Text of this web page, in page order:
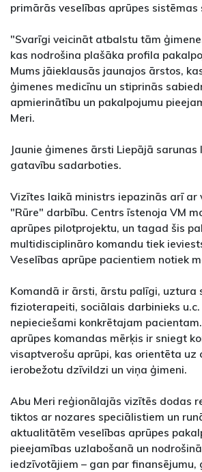
primārās veselības aprūpes
"Svarīgi veicināt atbalstu tām
kas nodrošina plašāka profila
Mums jāieklausās jaunajos ārstos,
ģimenes medicīnu un stiprinās
apmierinātību un pakalpojumu
Meri.
Jaunie ģimenes ārsti Liepājā
gatavību sadarboties.
Vizītes laikā ministrs iepazinās arī ar
"Rūre" darbību. Centrs īstenoja VM
aprūpes pilotprojektu, un tagad šis
multidisciplināro komandu tiek
Veselības aprūpe pacientiem notiek
Komandā ir ārsti, ārstu palīgi, uztura
fizioterapeiti, sociālais darbinieks
nepieciešami konkrētajam
aprūpes komandas mērķis ir sniegt
visaptverošu aprūpi, kas orientēta uz
ierobežotu dzīvildzi un viņa ģimeni.
Abu Meri reģionālajās vizītēs dodas
tiktos ar nozares speciālistiem un
aktualitātēm veselības aprūpes
pieejamības uzlabošanā un
iedzīvotājiem – gan par finansējumu,